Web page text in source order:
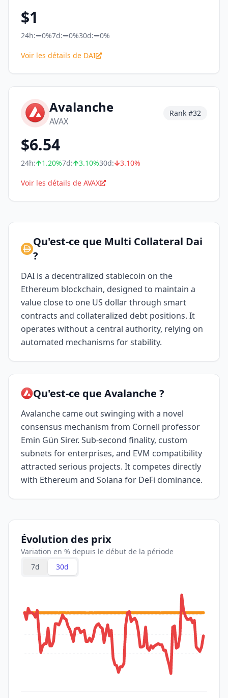
$1
24h: 0%7d: 0%30d: 0%
Voir les détails de DAI
Avalanche
AVAX
Rank #32
$6.54
24h: 1.20%7d: 3.10%30d: 3.10%
Voir les détails de AVAX
Qu'est-ce que Multi Collateral Dai
?
DAI is a decentralized stablecoin on the
Ethereum blockchain, designed to maintain a
value close to one US dollar through smart
contracts and collateralized debt positions. It
operates without a central authority, relying on
automated mechanisms for stability.
Qu'est-ce que Avalanche ?
Avalanche came out swinging with a novel
consensus mechanism from Cornell professor
Emin Gün Sirer. Sub-second finality, custom
subnets for enterprises, and EVM compatibility
attracted serious projects. It competes directly
with Ethereum and Solana for DeFi dominance.
Évolution des prix
Variation en % depuis le début de la période
7d
30d